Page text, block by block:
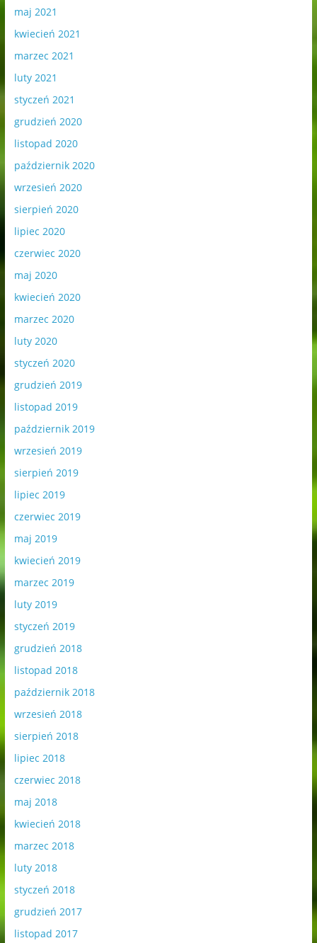
maj 2021
kwiecień 2021
marzec 2021
luty 2021
styczeń 2021
grudzień 2020
listopad 2020
październik 2020
wrzesień 2020
sierpień 2020
lipiec 2020
czerwiec 2020
maj 2020
kwiecień 2020
marzec 2020
luty 2020
styczeń 2020
grudzień 2019
listopad 2019
październik 2019
wrzesień 2019
sierpień 2019
lipiec 2019
czerwiec 2019
maj 2019
kwiecień 2019
marzec 2019
luty 2019
styczeń 2019
grudzień 2018
listopad 2018
październik 2018
wrzesień 2018
sierpień 2018
lipiec 2018
czerwiec 2018
maj 2018
kwiecień 2018
marzec 2018
luty 2018
styczeń 2018
grudzień 2017
listopad 2017